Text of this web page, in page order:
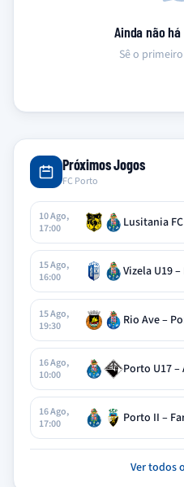
Ainda não
Sê o
Próximos Jogos
FC Porto
10 Ago,
17:00
Lusitania
15 Ago,
16:00
Vizela U19
15 Ago,
19:30
Rio Ave –
16 Ago,
10:00
Porto U17 –
16 Ago,
17:00
Porto II –
Ver todos